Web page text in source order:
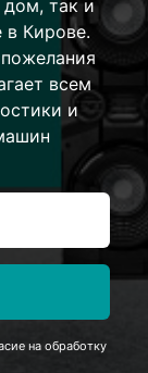
дом, так и
в Кирове.
всем
и
на обработку